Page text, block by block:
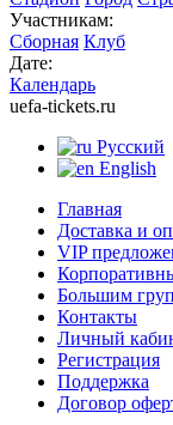
Участникам:
Сборная Клуб
Дате:
Календарь
uefa-tickets.ru
Русский
English
Главная
Доставка и
VIP
Большим
Контакты
Личный
Регистрация
Поддержка
Договор